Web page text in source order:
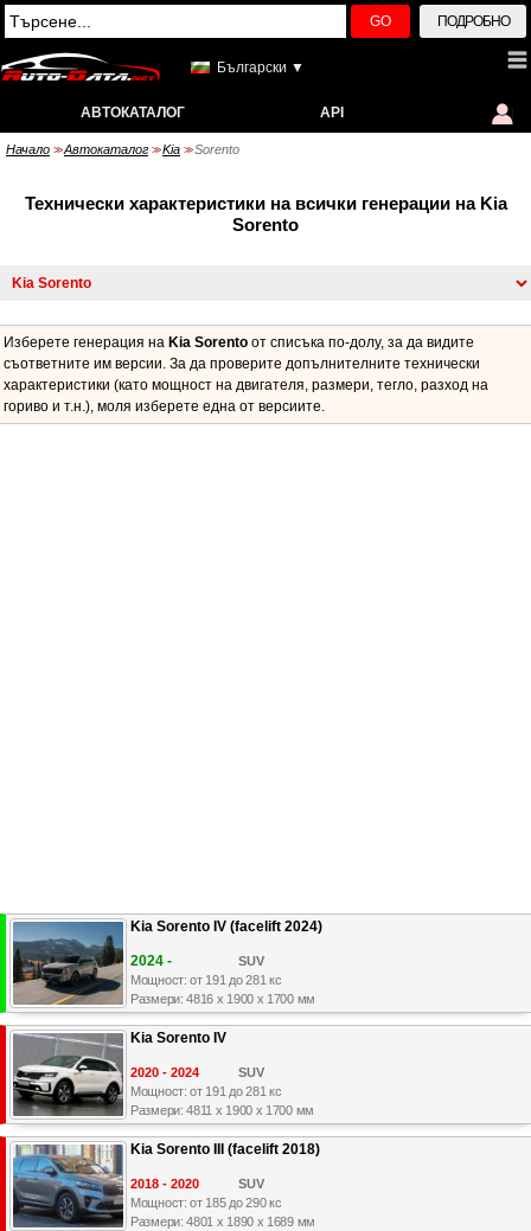
GO ПОДРОБНО
Български ▼
АВТОКАТАЛОГ API
Начало >> Автокаталог >> Kia >> Sorento
Технически характеристики на всички генерации на Kia
Sorento
Изберете генерация на Kia Sorento от списъка по-долу, за да видите
съответните им версии. За да проверите допълнителните технически
характеристики (като мощност на двигателя, размери, тегло, разход на
гориво и т.н.), моля изберете една от версиите.
Kia Sorento IV (facelift 2024)
2024 -
SUV
Мощност: от 191 до 281 кс
Размери: 4816 x 1900 x 1700 мм
Kia Sorento IV
2020 - 2024
SUV
Мощност: от 191 до 281 кс
Размери: 4811 x 1900 x 1700 мм
Kia Sorento III (facelift 2018)
2018 - 2020
SUV
Мощност: от 185 до 290 кс
Размери: 4801 x 1890 x 1689 мм